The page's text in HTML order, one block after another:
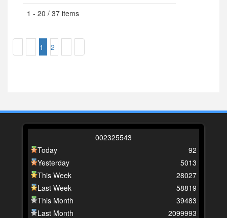
1 - 20 / 37 items
1 2
002325543
Today
Yesterday
This Week
Last Week
This Month
Last Month
92
5013
28027
58819
39483
2099993